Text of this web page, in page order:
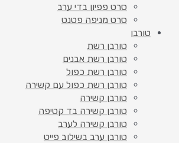
סרט פפיון בדי ערב
סרט מניפה פטנט
טורבן
טורבן רשת
טורבן רשת אבנים
טורבן רשת כפול
טורבן רשת כפול עם קשירה
טורבן קשירה
טורבן קשירה בד קטיפה
טורבן קשירה לערב
טורבן ערב בשילוב פייט